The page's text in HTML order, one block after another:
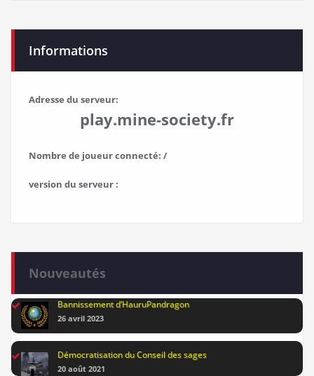
Informations
Adresse du serveur:
play.mine-society.fr
Nombre de joueur connecté: /
version du serveur :
Nouveautés
Bannissement d’HauruPandragon
26 avril 2023
Démocratisation du Conseil des sages
20 août 2021